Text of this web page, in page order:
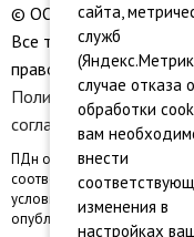
© ООО «Софтехно»
Все торговые марки
правообладателей.
Политика
соглашение
Карта
ПДн опубликованы на
соответствии с ч.1 ст.6 и
условия и запреты на
опубликованных
сайта,
служб
случае отказа
обработки
вам
внести
изменения в
настройках